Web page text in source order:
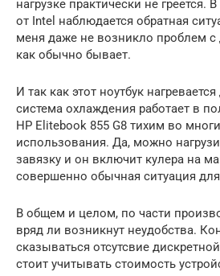
нагрузке практически не греется.
от Intel наблюдается обратная
меня даже не возникло проблем с
как обычно бывает.
И так как этот ноутбук
система охлаждения работает в
HP Elitebook 855 G8 тихим во
использования. Да, можно
завязку и он включит кулера на
совершенно обычная ситуация
В общем и целом, по части
вряд ли возникнут неудобства.
сказываться отсутсвие
стоит учитывать стоимость